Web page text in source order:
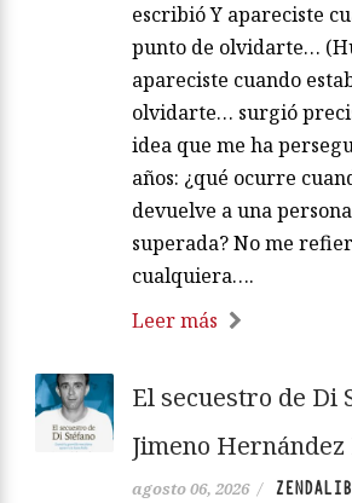
escribió Y apareciste
punto de olvidarte…
apareciste cuando
olvidarte… surgió
idea que me ha
años: ¿qué ocurre
devuelve a una
superada? No me
cualquiera….
Leer más
El secuestro de Di
Jimeno
agosto 06, 2026 /